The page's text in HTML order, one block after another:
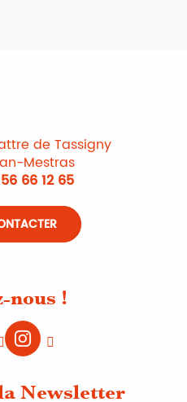
de Tassigny
Mestras
66 12 65
nous !
Newsletter